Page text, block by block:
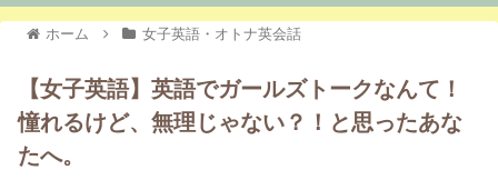
ホーム 女子英語・オトナ英会話
【女子英語】英語でガールズトークなんて！
憧れるけど、無理じゃない？！と思ったあな
たへ。